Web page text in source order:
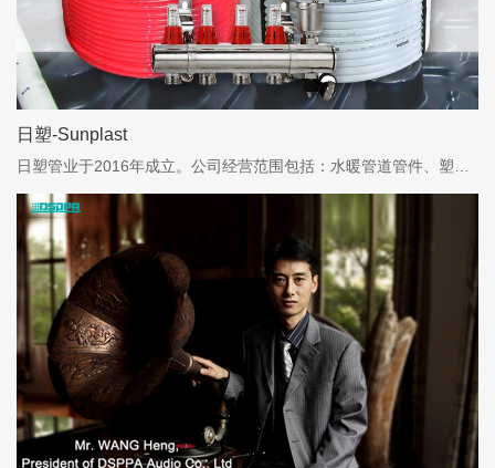
日塑-Sunplast